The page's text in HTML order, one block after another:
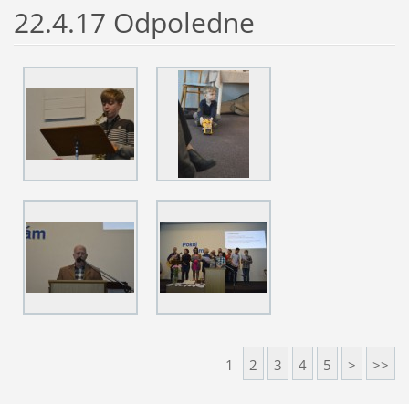
22.4.17 Odpoledne
1 2 3 4 5 > >>